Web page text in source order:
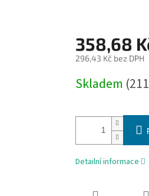
358,68
296,43 Kč bez DPH
cena:
Skladem
Detailní informace